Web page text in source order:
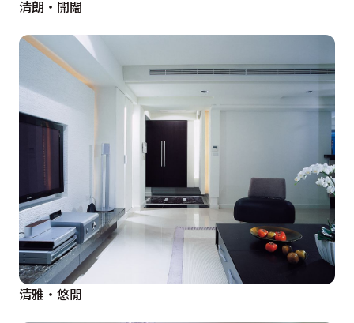
清朗‧開闊
清雅‧悠閒